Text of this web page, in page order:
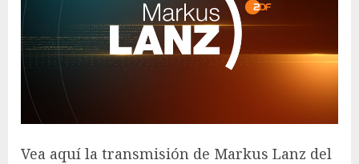
Vea aquí la transmisión de Markus Lanz del